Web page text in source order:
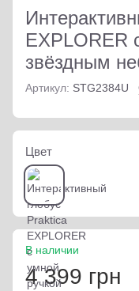
EXPLORER
звёздным
Артикул: STG2384U
Цвет
В наличии
4 399 грн